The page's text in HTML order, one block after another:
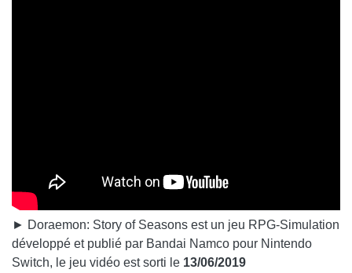
► Doraemon: Story of Seasons est un jeu RPG-Simulation
développé et publié par Bandai Namco pour Nintendo
Switch, le jeu vidéo est sorti le 13/06/2019